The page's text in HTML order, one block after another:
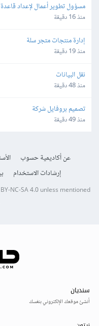
مسؤول تطوير أعمال لإعداد
منذ 16 دقيقة
إدارة منتجات متجر سلة
منذ 19 دقيقة
نقل البيانات
منذ 48 دقيقة
تصميم بروفايل شركة
منذ 49 دقيقة
عن أكاديمية حسوب
إرشادات الاستخدام
NC-SA 4.0unless mentioned